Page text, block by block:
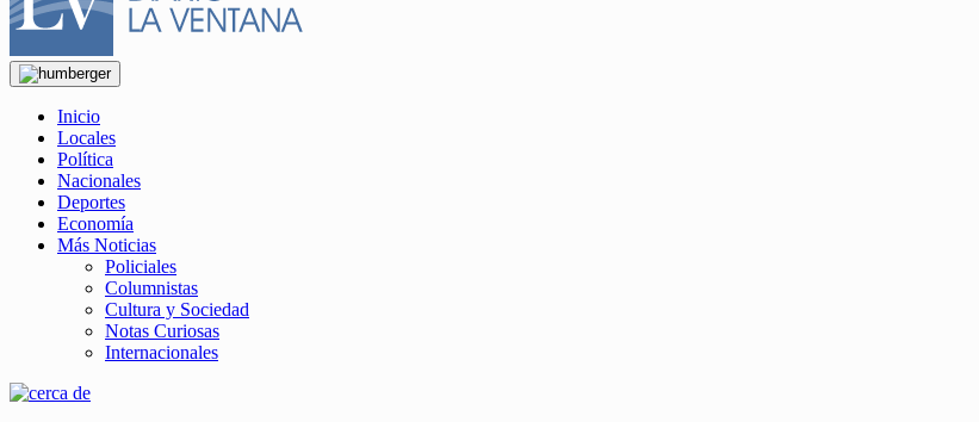
Inicio
Locales
Política
Nacionales
Deportes
Economía
Más Noticias
Policiales
Columnistas
Cultura y Sociedad
Notas Curiosas
Internacionales